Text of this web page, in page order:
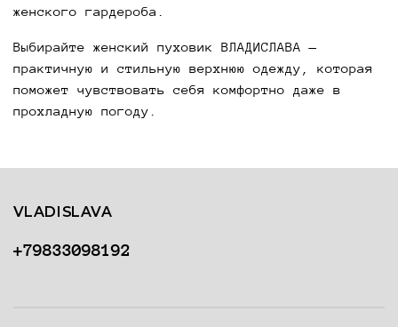
женского гардероба.
Выбирайте женский пуховик ВЛАДИСЛАВА —
практичную и стильную верхнюю одежду, которая
поможет чувствовать себя комфортно даже в
прохладную погоду.
+79833098192
VLADISLAVA